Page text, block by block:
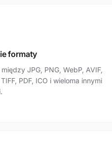
formaty
JPG, PNG, WebP, AVIF,
TIFF, PDF, ICO i wieloma innymi